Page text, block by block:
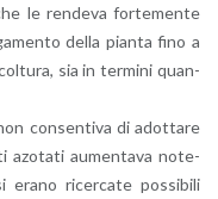
le ren­de­va for­te­men­te
della pian­ta fino a
sia in ter­mi­ni quan­
con­sen­ti­va di adot­ta­re
azo­ta­ti au­men­ta­va no­te­
erano ri­cer­ca­te pos­si­bi­li